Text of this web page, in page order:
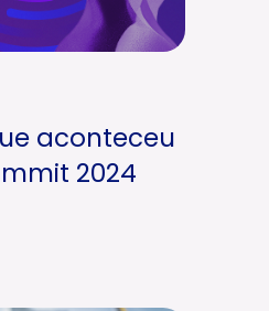
aconteceu
2024